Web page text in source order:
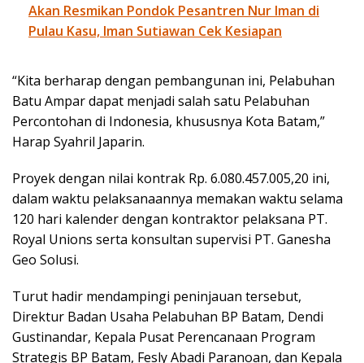
Akan Resmikan Pondok Pesantren Nur Iman di
Pulau Kasu, Iman Sutiawan Cek Kesiapan
“Kita berharap dengan pembangunan ini, Pelabuhan
Batu Ampar dapat menjadi salah satu Pelabuhan
Percontohan di Indonesia, khususnya Kota Batam,”
Harap Syahril Japarin.
Proyek dengan nilai kontrak Rp. 6.080.457.005,20 ini,
dalam waktu pelaksanaannya memakan waktu selama
120 hari kalender dengan kontraktor pelaksana PT.
Royal Unions serta konsultan supervisi PT. Ganesha
Geo Solusi.
Turut hadir mendampingi peninjauan tersebut,
Direktur Badan Usaha Pelabuhan BP Batam, Dendi
Gustinandar, Kepala Pusat Perencanaan Program
Strategis BP Batam, Fesly Abadi Paranoan, dan Kepala